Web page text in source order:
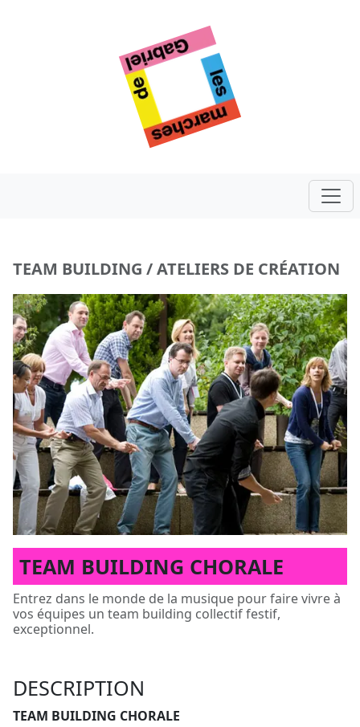
TEAM BUILDING /ATELIERS DE CRÉATION
TEAM BUILDING CHORALE
Entrez dans le monde de la musique pour faire vivre à
vos équipes un team building collectif festif,
exceptionnel.
DESCRIPTION
TEAM BUILDING CHORALE